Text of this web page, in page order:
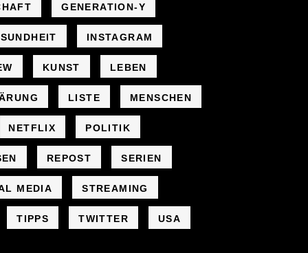
GENERATION-Y
INSTAGRAM
KUNST LEBEN
LISTE MENSCHEN
NETFLIX POLITIK
REPOST SERIEN
MEDIA STREAMING
TIPPS TWITTER USA